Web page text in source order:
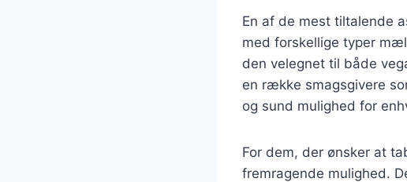
En af de mest tiltalende
med forskellige typer
den velegnet til både
en række smagsgivere
og sund mulighed for
For dem, der ønsker at
fremragende mulighed.